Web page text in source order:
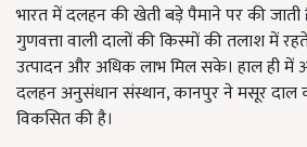
भारत में दलहन की खेती बड़े पैमाने पर की
गुणवत्ता वाली दालों की किस्मों की तलाश में
उत्पादन और अधिक लाभ मिल सके। हाल ही में
दलहन अनुसंधान संस्थान, कानपुर ने मसूर दाल
विकसित की है।